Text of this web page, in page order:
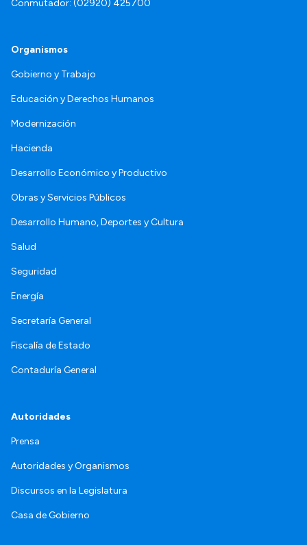
Conmutador: (02920) 425700
Organismos
Gobierno y Trabajo
Educación y Derechos Humanos
Modernización
Hacienda
Desarrollo Económico y Productivo
Obras y Servicios Públicos
Desarrollo Humano, Deportes y Cultura
Salud
Seguridad
Energía
Secretaría General
Fiscalía de Estado
Contaduría General
Autoridades
Prensa
Autoridades y Organismos
Discursos en la Legislatura
Casa de Gobierno